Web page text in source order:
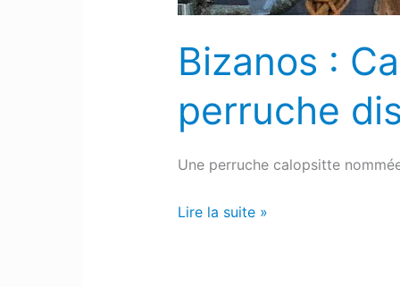
Bizanos :
perruche
Une perruche calopsitte
disparue
Lire la suite »